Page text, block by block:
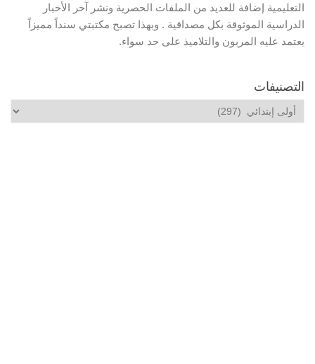
التعليمية إضافة للعديد من الملفات الحصرية ونشر آخر الأخبار
الدراسية الموثوقة بكل مصداقية . وبهذا تصبح مكتبتي سنداً مميزاً
يعتمد عليه المربون والتلاميذ على حد سواء.
التصنيفات
التصنيفات